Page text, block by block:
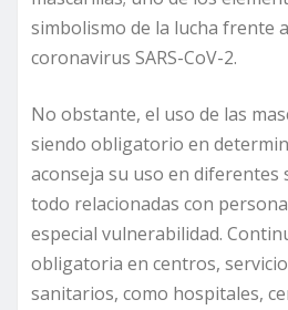
simbolismo de la lucha frente
coronavirus SARS-CoV-2.
No obstante, el uso de las
siendo obligatorio en
aconseja su uso en diferentes
todo relacionadas con
especial vulnerabilidad.
obligatoria en centros,
sanitarios, como hospitales,